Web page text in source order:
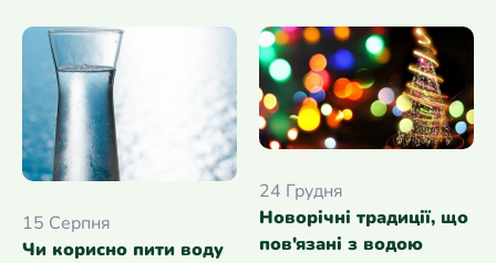
15 Серпня
Чи корисно пити воду
24 Грудня
Новорічні традиції, що
пов'язані з водою